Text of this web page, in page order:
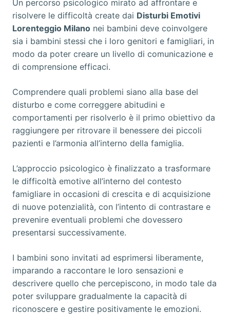
Un percorso psicologico mirato ad affrontare e
risolvere le difficoltà create dai Disturbi Emotivi
Lorenteggio Milano nei bambini deve coinvolgere
sia i bambini stessi che i loro genitori e famigliari, in
modo da poter creare un livello di comunicazione e
di comprensione efficaci.
Comprendere quali problemi siano alla base del
disturbo e come correggere abitudini e
comportamenti per risolverlo è il primo obiettivo da
raggiungere per ritrovare il benessere dei piccoli
pazienti e l’armonia all’interno della famiglia.
L’approccio psicologico è finalizzato a trasformare
le difficoltà emotive all’interno del contesto
famigliare in occasioni di crescita e di acquisizione
di nuove potenzialità, con l’intento di contrastare e
prevenire eventuali problemi che dovessero
presentarsi successivamente.
I bambini sono invitati ad esprimersi liberamente,
imparando a raccontare le loro sensazioni e
descrivere quello che percepiscono, in modo tale da
poter sviluppare gradualmente la capacità di
riconoscere e gestire positivamente le emozioni.